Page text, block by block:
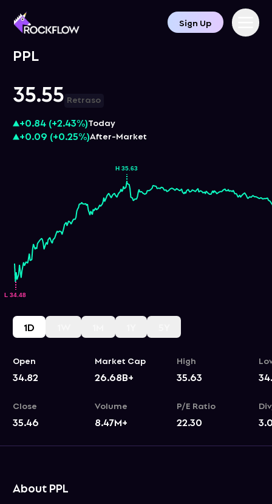
Sign Up
PPL
35.55 Retraso
+0.84 (+2.43%)Today
+0.09 (+0.25%)After-Market
1D
Open
34.82
Market Cap
26.68B+
High
35.63
Close
35.46
Volume
8.47M+
P/E Ratio
22.30
About PPL